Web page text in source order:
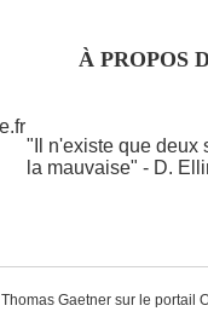
À PROPOS
"Il n'existe que deux
la mauvaise" - D.
Thomas Gaetner sur le portail